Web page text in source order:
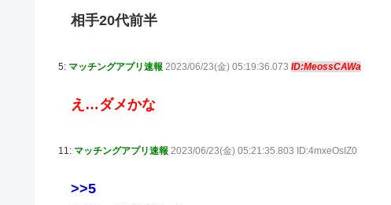
相手20代前半
5: マッチングアプリ速報 2023/06/23(金) 05:19:36.073 ID:MeossCAWa
え…ダメかな
11: マッチングアプリ速報 2023/06/23(金) 05:21:35.803 ID:4mxeOsIZ0
>>5